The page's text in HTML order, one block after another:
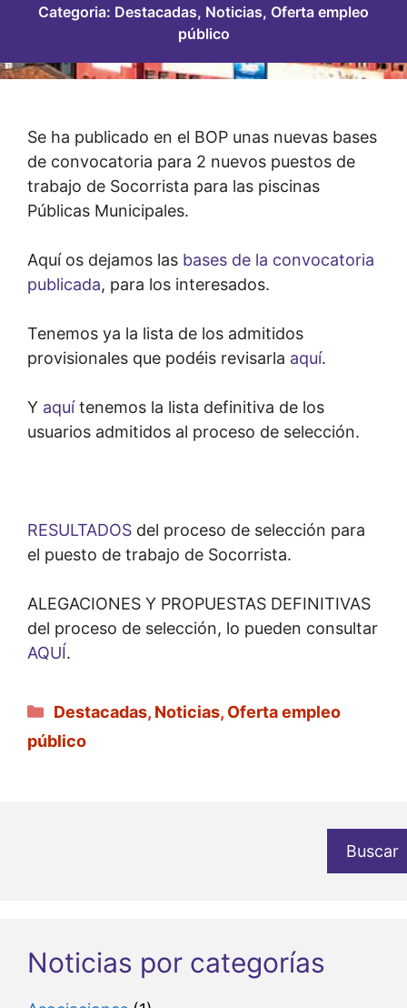
Categoria: Destacadas, Noticias, Oferta empleo
público
Se ha publicado en el BOP unas nuevas bases
de convocatoria para 2 nuevos puestos de
trabajo de Socorrista para las piscinas
Públicas Municipales.
Aquí os dejamos las bases de la convocatoria
publicada, para los interesados.
Tenemos ya la lista de los admitidos
provisionales que podéis revisarla aquí.
Y aquítenemos la lista definitiva de los
usuarios admitidos al proceso de selección.
RESULTADOS del proceso de selección para
el puesto de trabajo de Socorrista.
ALEGACIONES Y PROPUESTAS DEFINITIVAS
del proceso de selección, lo pueden consultar
AQUÍ.
Categorías
Destacadas, Noticias, Oferta empleo
público
Buscar
Noticias por categorías